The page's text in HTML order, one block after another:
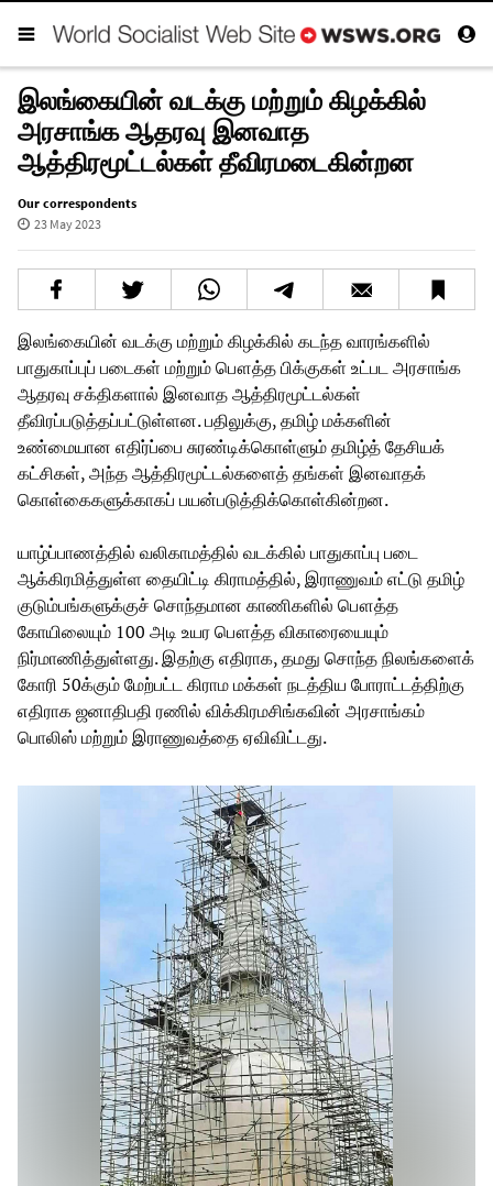
இலங்கையின் வடக்கு மற்றும் கிழக்கில்
அரசாங்க ஆதரவு இனவாத
ஆத்திரமூட்டல்கள் தீவிரமடைகின்றன
Our correspondents
23 May 2023
இலங்கையின் வடக்கு மற்றும் கிழக்கில் கடந்த வாரங்களில்
பாதுகாப்புப் படைகள் மற்றும் பௌத்த பிக்குகள் உட்பட அரசாங்க
ஆதரவு சக்திகளால் இனவாத ஆத்திரமூட்டல்கள்
தீவிரப்படுத்தப்பட்டுள்ளன. பதிலுக்கு, தமிழ் மக்களின்
உண்மையான எதிர்ப்பை சுரண்டிக்கொள்ளும் தமிழ்த் தேசியக்
கட்சிகள், அந்த ஆத்திரமூட்டல்களைத் தங்கள் இனவாதக்
கொள்கைகளுக்காகப் பயன்படுத்திக்கொள்கின்றன.
யாழ்ப்பாணத்தில் வலிகாமத்தில் வடக்கில் பாதுகாப்பு படை
ஆக்கிரமித்துள்ள தையிட்டி கிராமத்தில், இராணுவம் எட்டு தமிழ்
குடும்பங்களுக்குச் சொந்தமான காணிகளில் பௌத்த
கோயிலையும் 100 அடி உயர பௌத்த விகாரையையும்
நிர்மாணித்துள்ளது. இதற்கு எதிராக, தமது சொந்த நிலங்களைக்
கோரி 50க்கும் மேற்பட்ட கிராம மக்கள் நடத்திய போராட்டத்திற்கு
எதிராக ஜனாதிபதி ரணில் விக்கிரமசிங்கவின் அரசாங்கம்
பொலிஸ் மற்றும் இராணுவத்தை ஏவிவிட்டது.